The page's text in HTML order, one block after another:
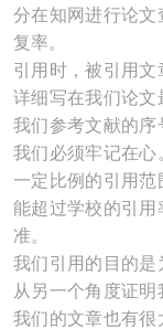
分在知网进行论文
复率。
引用时，被引用
详细写在我们论文
我们参考文献的序
我们必须牢记在
一定比例的引用
能超过学校的引用
准。
我们引用的目的是
从另一个角度证
我们的文章也有很